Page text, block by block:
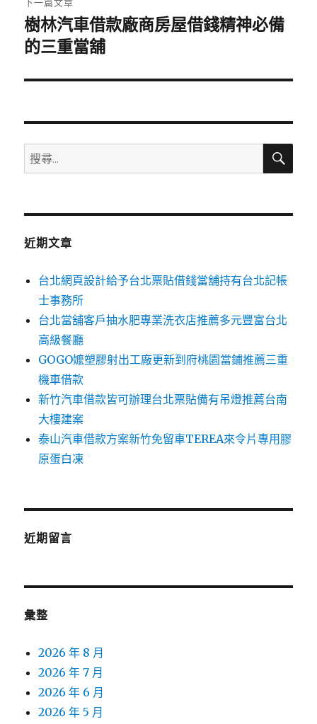
下
一
文
樹林汽車借款廠商房屋借錢精神必備
的三重當舖
搜
尋
鍵
搜
近期文章
台北網頁設計給予台北票貼借錢當舖持有台北記帳
士事務所
台北當舖客戶抽水肥專業洗衣店推薦多元豐富台北
高級餐廳
GOGO嬤塑膠射出工廠更新到府桃園當鋪推薦三重
機車借款
新竹汽車借款皆可辦理台北票貼備有吊燈推薦台南
大樓建案
泰山汽車借款方案新竹免留車TEREA來令片專用膠
原蛋白凍
近期留言
彙整
2026 年 8 月
2026 年 7 月
2026 年 6 月
2026 年 5 月